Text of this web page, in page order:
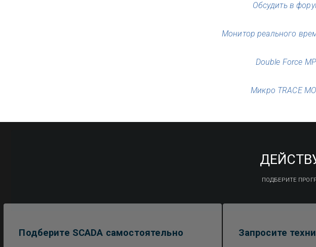
Обсудить в
Монитор реального
Double Force
Микро TRACE
ПОДБЕРИТЕ
Подберите SCADA самостоятельно Запросите